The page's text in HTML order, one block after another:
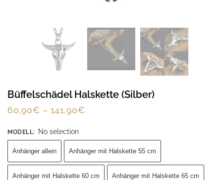
Büffelschädel Halskette (Silber)
60,90€ – 141,90€
MODELL: No selection
Anhänger allein Anhänger mit Halskette 55 cm
Anhänger mit Halskette 60 cm Anhänger mit Halskette 65 cm